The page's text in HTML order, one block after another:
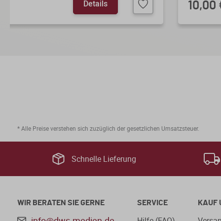
Details 10,00
* Alle Preise verstehen sich zuzüglich der gesetzlichen Umsatzsteuer.
Schnelle Lieferung
WIR BERATEN SIE GERNE SERVICE KAUF